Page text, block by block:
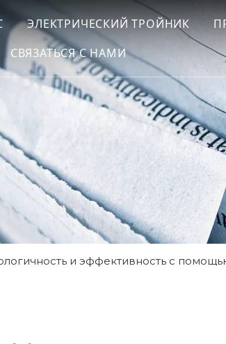
ЭЛЕКТРИЧЕСКИЙ ТРОЙНИК
СВЯЗАТЬСЯ С НАМИ
и эффективность с